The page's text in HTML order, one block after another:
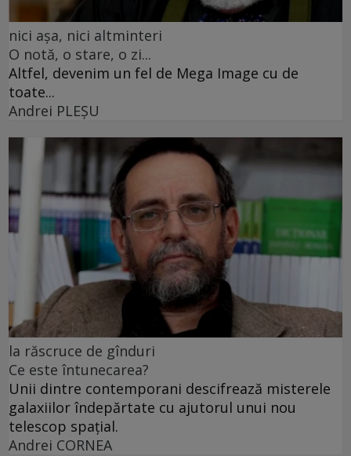
nici așa, nici altminteri
O notă, o stare, o zi...
Altfel, devenim un fel de Mega Image cu de
toate...
Andrei PLEŞU
la răscruce de gînduri
Ce este întunecarea?
Unii dintre contemporani descifrează misterele
galaxiilor îndepărtate cu ajutorul unui nou
telescop spațial.
Andrei CORNEA